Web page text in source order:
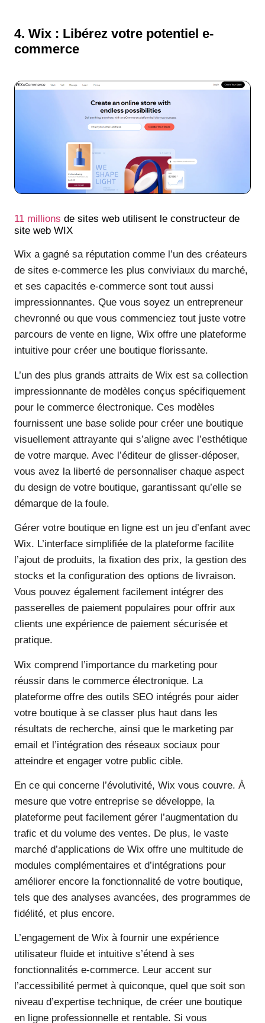
4. Wix : Libérez votre potentiel e-
commerce
11 millions de sites web utilisent le constructeur de
site web WIX
Wix a gagné sa réputation comme l’un des créateurs
de sites e-commerce les plus conviviaux du marché,
et ses capacités e-commerce sont tout aussi
impressionnantes. Que vous soyez un entrepreneur
chevronné ou que vous commenciez tout juste votre
parcours de vente en ligne, Wix offre une plateforme
intuitive pour créer une boutique florissante.
L’un des plus grands attraits de Wix est sa collection
impressionnante de modèles conçus spécifiquement
pour le commerce électronique. Ces modèles
fournissent une base solide pour créer une boutique
visuellement attrayante qui s’aligne avec l’esthétique
de votre marque. Avec l’éditeur de glisser-déposer,
vous avez la liberté de personnaliser chaque aspect
du design de votre boutique, garantissant qu’elle se
démarque de la foule.
Gérer votre boutique en ligne est un jeu d’enfant avec
Wix. L’interface simplifiée de la plateforme facilite
l’ajout de produits, la fixation des prix, la gestion des
stocks et la configuration des options de livraison.
Vous pouvez également facilement intégrer des
passerelles de paiement populaires pour offrir aux
clients une expérience de paiement sécurisée et
pratique.
Wix comprend l’importance du marketing pour
réussir dans le commerce électronique. La
plateforme offre des outils SEO intégrés pour aider
votre boutique à se classer plus haut dans les
résultats de recherche, ainsi que le marketing par
email et l’intégration des réseaux sociaux pour
atteindre et engager votre public cible.
En ce qui concerne l’évolutivité, Wix vous couvre. À
mesure que votre entreprise se développe, la
plateforme peut facilement gérer l’augmentation du
trafic et du volume des ventes. De plus, le vaste
marché d’applications de Wix offre une multitude de
modules complémentaires et d’intégrations pour
améliorer encore la fonctionnalité de votre boutique,
tels que des analyses avancées, des programmes de
fidélité, et plus encore.
L’engagement de Wix à fournir une expérience
utilisateur fluide et intuitive s’étend à ses
fonctionnalités e-commerce. Leur accent sur
l’accessibilité permet à quiconque, quel que soit son
niveau d’expertise technique, de créer une boutique
en ligne professionnelle et rentable. Si vous